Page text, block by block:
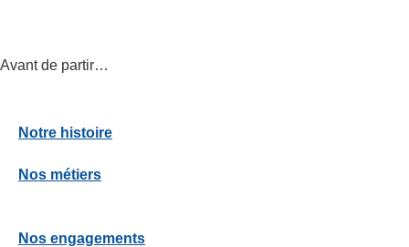
Avant de partir…
Notre histoire
Nos métiers
Nos engagements